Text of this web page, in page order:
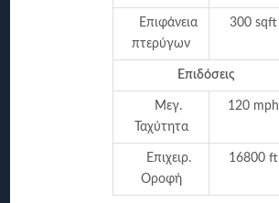
Επιφάνεια
πτερύγων
300 sqft
Επιδόσεις
Μεγ.
Ταχύτητα
120 mph
Επιχειρ.
Οροφή
16800 ft